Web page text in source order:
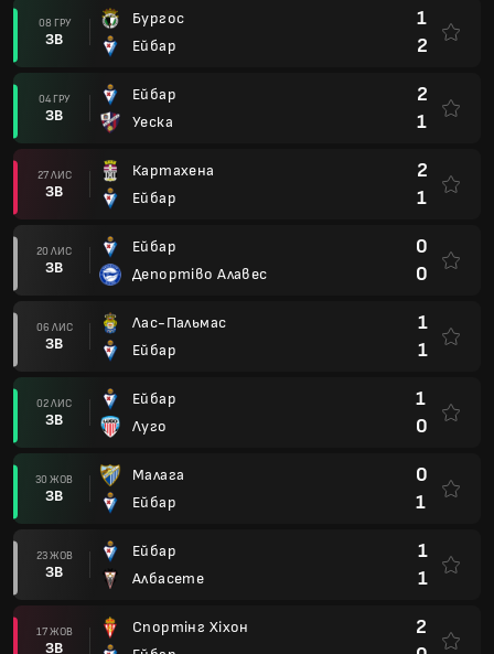
08 ГРУ
ЗВ
Бургос
Ейбар
1
2
04 ГРУ
ЗВ
Ейбар
Уеска
2
1
27 ЛИС
ЗВ
Картахена
Ейбар
2
1
20 ЛИС
ЗВ
Ейбар
Депортіво Алавес
0
0
06 ЛИС
ЗВ
Лас-Пальмас
Ейбар
1
1
02 ЛИС
ЗВ
Ейбар
Луго
1
0
30 ЖОВ
ЗВ
Малага
Ейбар
0
1
23 ЖОВ
ЗВ
Ейбар
Албасете
1
1
17 ЖОВ
ЗВ
Спортінг Хіхон
2